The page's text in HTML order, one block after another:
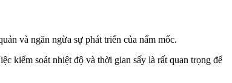
và ngăn ngừa sự phát triển của nấm mốc.
kiểm soát nhiệt độ và thời gian sấy là rất quan trọng để